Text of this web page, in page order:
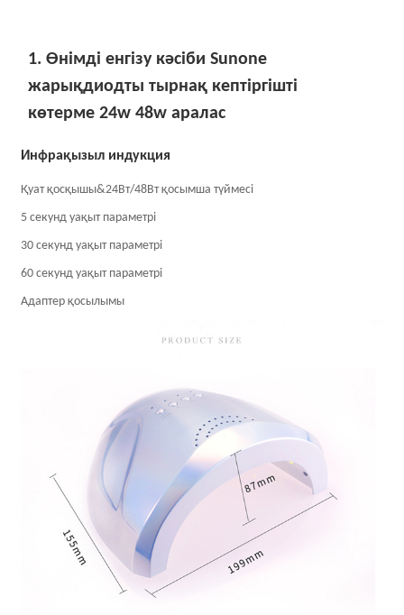
1. Өнімді енгізу кәсіби Sunone
жарықдиодты тырнақ кептіргішті
көтерме 24w 48w аралас
Инфрақызыл индукция
Қуат қосқышы&24Вт/48Вт қосымша түймесі
5 секунд уақыт параметрі
30 секунд уақыт параметрі
60 секунд уақыт параметрі
Адаптер қосылымы